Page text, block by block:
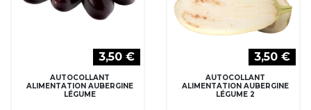
3,50 €
AUTOCOLLANT
ALIMENTATION AUBERGINE
LÉGUME
3,50 €
AUTOCOLLANT
ALIMENTATION AUBERGINE
LÉGUME 2